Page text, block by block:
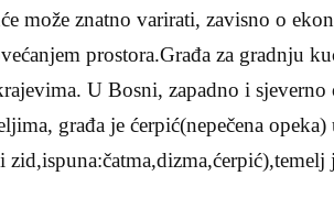
može znatno varirati, zavisno o
prostora.Građa za gradnju
U Bosni, zapadno i sjeverno
građa je ćerpić(nepečena
zid,ispuna:čatma,dizma,ćerpić),temelj